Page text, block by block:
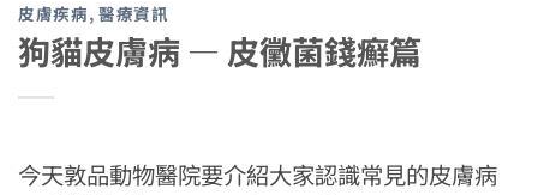
皮膚疾病,醫療資訊
狗貓皮膚病 — 皮黴菌錢癬篇
今天敦品動物醫院要介紹大家認識常見的皮膚病